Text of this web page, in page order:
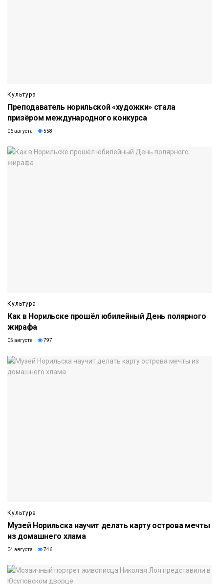
Культура
Преподаватель норильской «художки» стала
призёром международного конкурса
06 августа 558
Культура
Как в Норильске прошёл юбилейный День полярного
жирафа
05 августа 797
Культура
Музей Норильска научит делать карту острова мечты
из домашнего хлама
04 августа 746